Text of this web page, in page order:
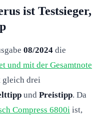
ist Testsieger,
08/2024 die
und mit der Gesamtnote
gleich drei
und Preistipp. Da
Compress 6800i ist,